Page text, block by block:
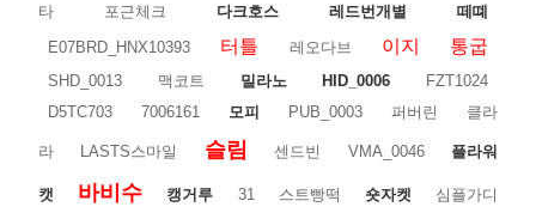
타
포근체크 다크호스 레드번개별
떼뗴
E07BRD_HNX10393
터틀 레오다브 이지 통굽
SHD_0013 맥코트 밀라노 HID_0006
FZT1024
D5TC703
7006161 모피 PUB_0003 퍼버린 클라
라 LASTS스마일 슬림 센드빈 VMA_0046 플라워
캣 바비수 캥거루 31 스트빵떡 숏자켓 심플가디